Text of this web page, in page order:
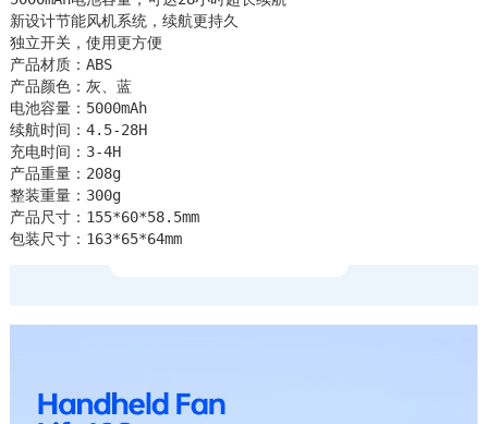
新设计节能风机系统，续航更持久
独立开关，使用更方便
产品材质：ABS
产品颜色：灰、蓝
电池容量：5000mAh
续航时间：4.5-28H
充电时间：3-4H
产品重量：208g
整装重量：300g
产品尺寸：155*60*58.5mm
包装尺寸：163*65*64mm